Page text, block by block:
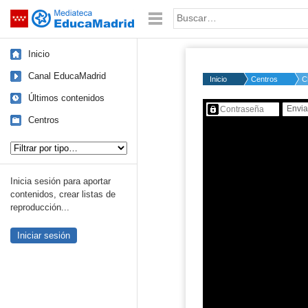
Saltar navegación Palabra o frase:
Inicio
Canal EducaMadrid
Últimos contenidos
Centros
Inicia sesión para aportar
contenidos, crear listas de
reproducción...
Iniciar sesión
Inicio Centros
Contenido protegido…